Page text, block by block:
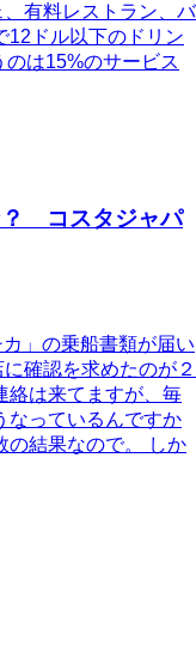
有料レストラン、バ
12ドル以下のドリン
は15%のサービス
？ コスタジャパ
」の乗船書類が届い
確認を求めたのが２
絡は来てますが、毎
なっているんですか
の結果なので。 しか